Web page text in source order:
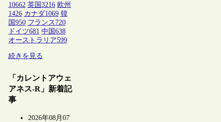
10662 英国 3216 欧州
1426 カナダ1069 韓
国 950 フランス 720
ドイツ681 中国 638
オーストラリア599
続きを見る
「カレントアウェ
アネス-R」新着記
事
2026年08月07